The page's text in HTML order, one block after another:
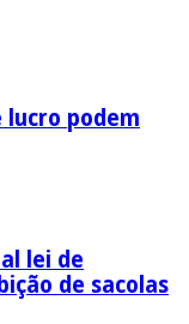
lucro podem
lei de
de sacolas